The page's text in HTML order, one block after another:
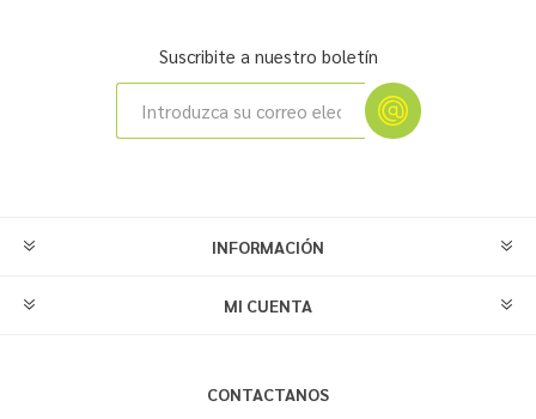
Suscribite a nuestro boletín
INFORMACIÓN
MI CUENTA
CONTACTANOS